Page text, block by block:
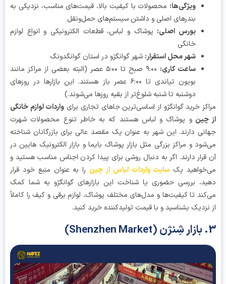
ویژگی‌ها:محصولات با کیفیت بالا، قیمت‌های مناسب، نزدیکی به
بندرهای اصلی و داشتن سیستم‌های حمل‌ونقل
بورس اصلی :پوشاک و لباس، قطعات الکترونیکی و انواع لوازم
خانگی
شهر محل استقرار:شهر گوانگژو در استان گوانگدونگ
ساعت کاری:
۹:۰۰ صبح تا ۵:۰۰ عصر (البته بعضی از مراکز مانند
بویون تیاندی تا ۶:۰۰ عصر باز هستند. این بازارها در روزهای
دوشنبه تا شنبه شلوغ‌تر از بقیه روزها می‌شوند.)
خرید گوانگژو از اساسی‌ترین جاهای تجاری برایواردات لوازم خانگی
چین و پوشاک و لباس هستند که به خاطر تنوع محصولات شهرت
دارند. این شهر به عنوان یک مقصد عالی برای بازرگانان شناخته
و مراکز بزرگی مثل بازار پوشاک بایما و بازار الکترونیک هایین در
دارند. اگر به دنبال روشی برای پیدا کردن اجناس مناسب هستید و
یکسایت واردات لباس از چینرا به عنوان منبع خود قرار
بررسی حضوری یا شناخت این بازارهای گوانگژو به شما کمک
تا کیفیت‌ها و مدل‌های مختلف پوشاک، لوازم برقی و کیف را کاملاً
بشناسید و با قیمت تولیدکننده خرید کنید.